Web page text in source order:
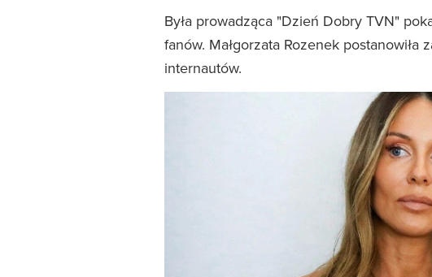
Była prowadząca "Dzień Dobry TVN"
fanów. Małgorzata Rozenek
internautów.